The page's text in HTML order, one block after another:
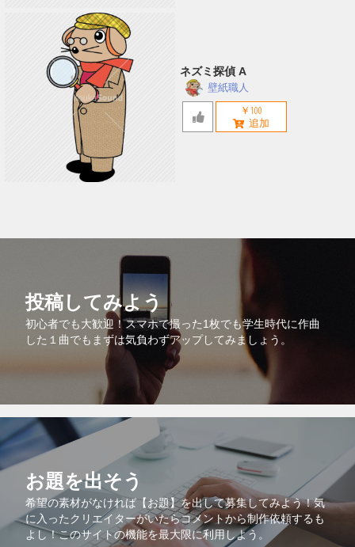
ネズミ探偵 A
壁紙職人
￥100
投稿してみよう
初心者でも大歓迎！スマホで撮った1枚でも学生時代に作曲
した１曲でもまずは気負わずアップしてみましょう。
お題を出そう
希望の素材がなければ【お題】を出して募集してみよう！気
に入ったクリエイターがいたらコメントから制作依頼するも
よし！このサイトの機能を最大限に利用しよう。